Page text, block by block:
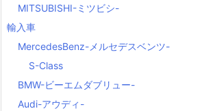
MITSUBISHI-ミツビシ-
輸入車
MercedesBenz-メルセデスベンツ-
S-Class
BMW-ビーエムダブリュー-
Audi-アウディ-